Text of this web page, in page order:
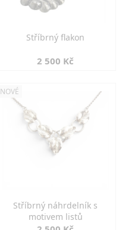
Stříbrný flakon
2 500 Kč
NOVÉ
Stříbrný náhrdelník s
motivem listů